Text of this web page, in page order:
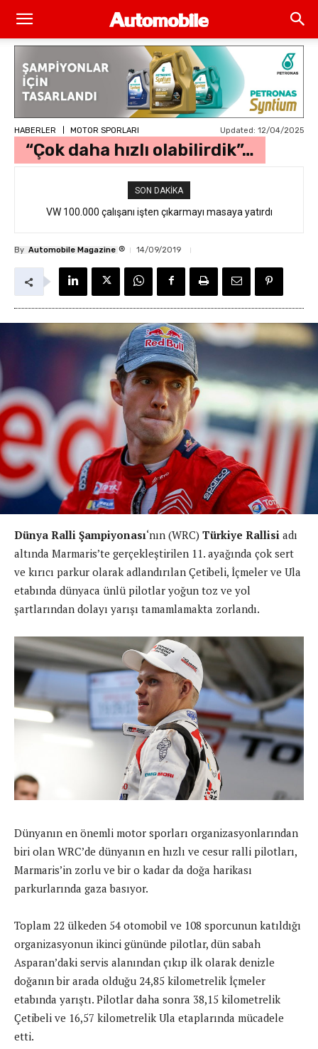
HABERLER MOTOR SPORLARI Updated: 12/04/2025
“Çok daha hızlı olabilirdik”…
SON DAKIKA
VW 100.000 çalışanı işten çıkarmayı masaya yatırdı
By Automobile Magazine ® 14/09/2019
Dünya Ralli Şampiyonası‘nın (WRC) Türkiye Rallisi adı
altında Marmaris’te gerçekleştirilen 11. ayağında çok sert
ve kırıcı parkur olarak adlandırılan Çetibeli, İçmeler ve Ula
etabında dünyaca ünlü pilotlar yoğun toz ve yol
şartlarından dolayı yarışı tamamlamakta zorlandı.
Dünyanın en önemli motor sporları organizasyonlarından
biri olan WRC’de dünyanın en hızlı ve cesur ralli pilotları,
Marmaris’in zorlu ve bir o kadar da doğa harikası
parkurlarında gaza basıyor.
Toplam 22 ülkeden 54 otomobil ve 108 sporcunun katıldığı
organizasyonun ikinci gününde pilotlar, dün sabah
Asparan’daki servis alanından çıkıp ilk olarak denizle
doğanın bir arada olduğu 24,85 kilometrelik İçmeler
etabında yarıştı. Pilotlar daha sonra 38,15 kilometrelik
Çetibeli ve 16,57 kilometrelik Ula etaplarında mücadele
etti.